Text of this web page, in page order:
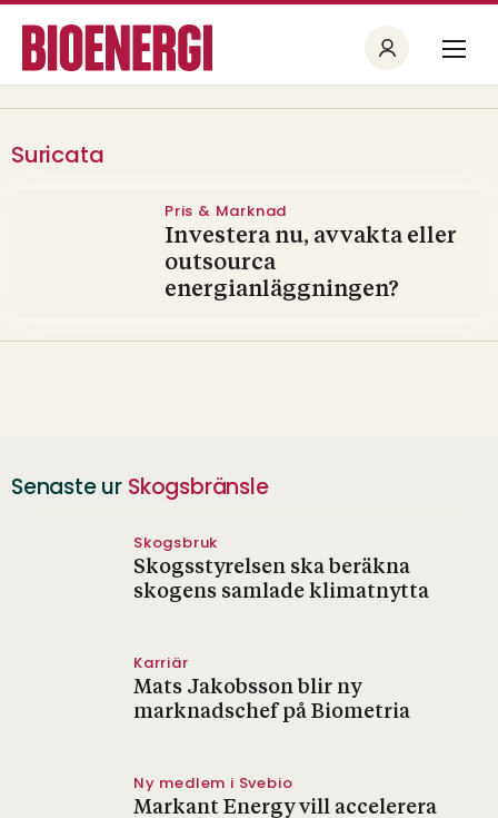
Suricata
Pris & Marknad
Investera nu, avvakta eller
outsourca
energianläggningen?
Senaste ur Skogsbränsle
Skogsbruk
Skogsstyrelsen ska beräkna
skogens samlade klimatnytta
Karriär
Mats Jakobsson blir ny
marknadschef på Biometria
Ny medlem i Svebio
Markant Energy vill accelerera